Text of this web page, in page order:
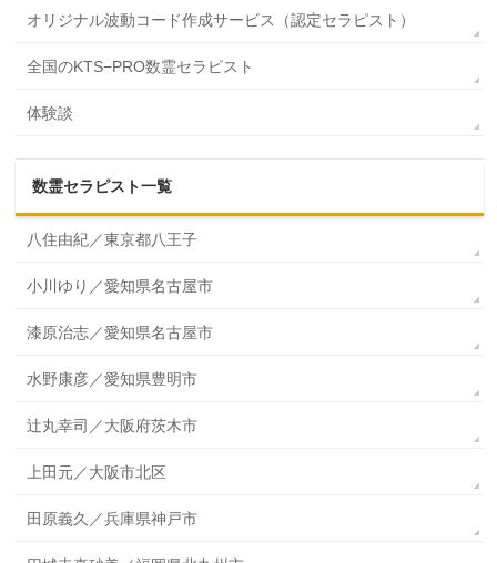
オリジナル波動コード作成サービス（認定セラピスト）
全国のKTS−PRO数霊セラピスト
体験談
数霊セラピスト一覧
八住由紀／東京都八王子
小川ゆり／愛知県名古屋市
漆原治志／愛知県名古屋市
水野康彦／愛知県豊明市
辻丸幸司／大阪府茨木市
上田元／大阪市北区
田原義久／兵庫県神戸市